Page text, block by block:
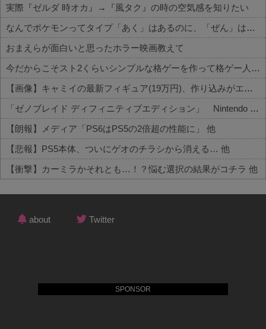
SPONSOR
実際『ゼルダ 時オカ』→『風タク』の時の空気感を知りたい
なんでポケモンってタイプ「あく」はあるのに、「ぜん」は無いの？
おまえらが面白いと思ったホラー映画教えて
今だからこそスト2くらいシンプルな格ゲーを作って格ゲー人口を増やした方がいいと思う
【画像】キャミイの最新フィギュア(19万円)、作り込みがエグすぎるｗｗｗｗｗ 他
「ゼノブレイド ディフィニティブエディション」 Nintendo Switch 2 Edition 3,713 本 他
【朗報】メディア「PS6はPS5の2倍超の性能に」 他
【悲報】PS5本体、ついにゲオのチラシから消える… 他
【衝撃】カーミラかそれとも…！？悩む選択の結果がコチラ 他
Powered by livedoor 相互RSS
about Twitter